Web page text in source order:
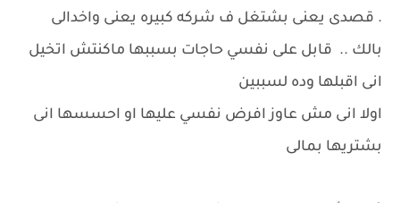
. قصدى يعنى بشتغل ف شركه كبيره يعنى واخدالى
بالك .. قابل على نفسي حاجات بسببها ماكنتش اتخيل
انى اقبلها وده لسببين
اولا انى مش عاوز افرض نفسي عليها او احسسها انى
بشتريها بمالى